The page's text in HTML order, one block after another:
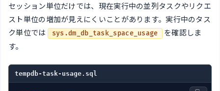
セッション単位だけでは、現在実行中の並列タスクやリクエ
スト単位の増加が見えにくいことがあります。実行中のタス
ク単位では
sys.dm_db_task_space_usage
を確認しま
す。
tempdb-task-usage.sql